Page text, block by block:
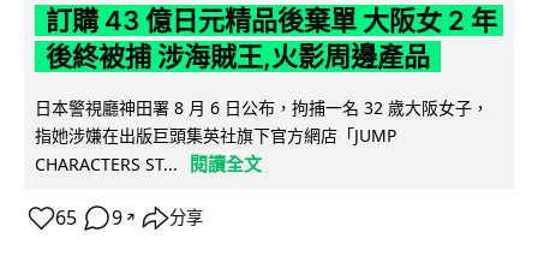
訂購 43 億日元精品後棄單 大阪女 2 年
後終被捕 涉海賊王,火影周邊產品
日本警視廳神田署 8 月 6 日公布，拘捕一名 32 歲大阪女子，
指她涉嫌在出版巨頭集英社旗下官方網店「JUMP
CHARACTERS ST...
閱讀全文
65 9 ↗ 分享